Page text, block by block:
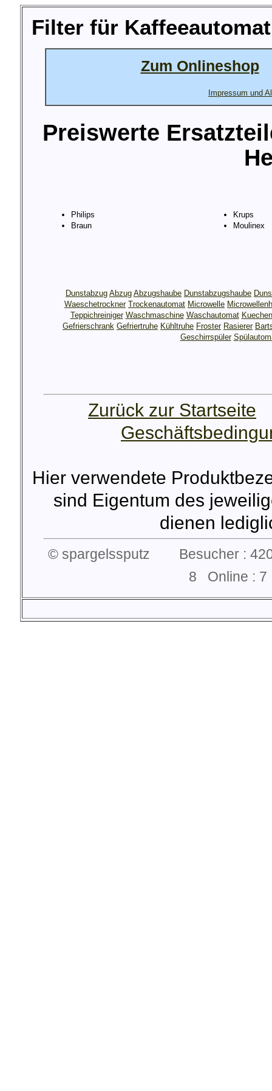
Filter für
Zum Onlineshop
Impressum und
Preiswerte
Philips
Braun
Krups
Moulinex
Dunstabzug Abzug Abzugshaube Dunstabzugshaube
Waeschetrockner Trockenautomat Microwelle
Teppichreiniger Waschmaschine Waschautomat
Gefrierschrank Gefriertruhe Kühltruhe Froster Rasierer
Geschirrspüler
Zurück zur Startseite
Hier verwendete
sind Eigentum des
dienen
© spargelssputz Besucher :
8 Online :